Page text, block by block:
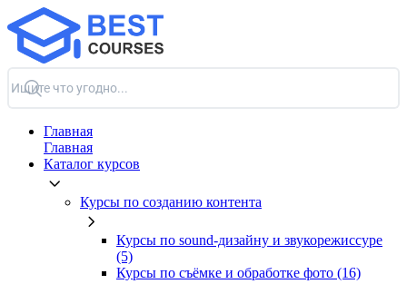
Главная
Главная
Каталог курсов
Курсы по созданию контента
Курсы по sound-дизайну и звукорежиссуре
(5)
Курсы по съёмке и обработке фото (16)